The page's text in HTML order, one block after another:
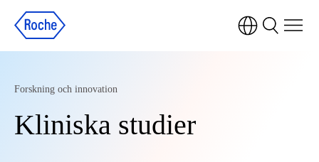
Forskning och innovation
Kliniska studier